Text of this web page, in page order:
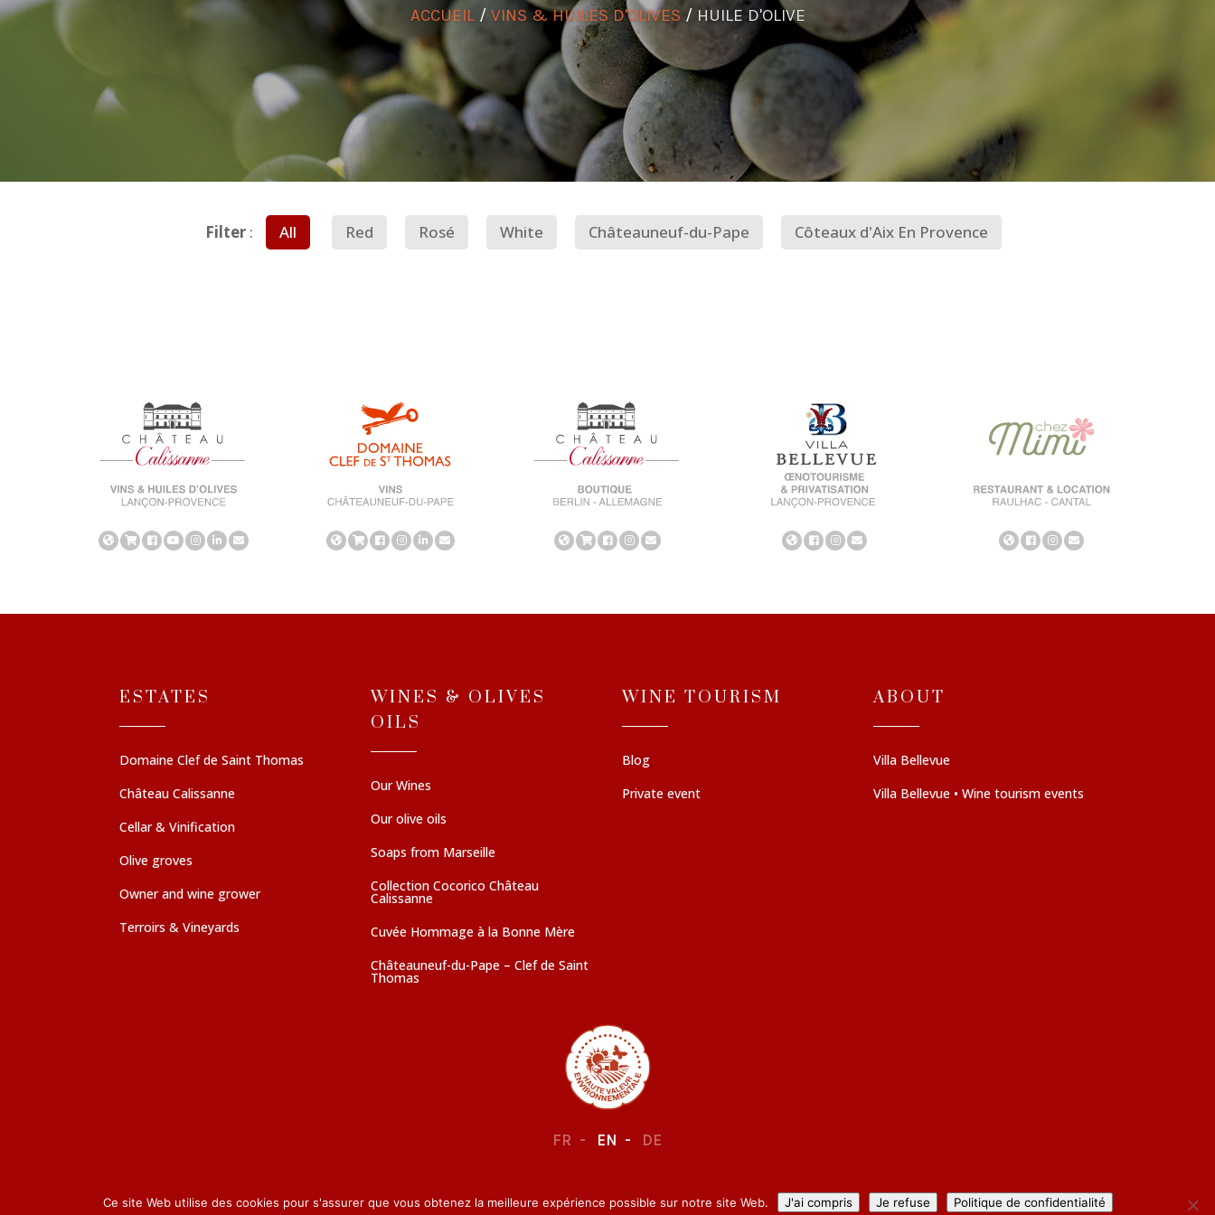
ACCUEIL/ VINS & HUILES D'OLIVES / HUILE D'OLIVE
Filter: All Red Rosé White Châteauneuf-du-Pape Côteaux d'Aix En Provence
ESTATES
Domaine Clef de Saint Thomas
Château Calissanne
Cellar & Vinification
Olive groves
Owner and wine grower
Terroirs & Vineyards
WINES & OLIVES
OILS
Our Wines
Our olive oils
Soaps from Marseille
Collection Cocorico Château
Calissanne
Cuvée Hommage à la Bonne Mère
Châteauneuf-du-Pape – Clef de Saint
Thomas
WINE TOURISM
Blog
Private event
ABOUT
Villa Bellevue
Villa Bellevue • Wine tourism events
FR EN DE
Ce site Web utilise des cookies pour s'assurer que vous obtenez la meilleure expérience possible sur notre site Web. J'ai compris Je refuse Politique de confidentialité